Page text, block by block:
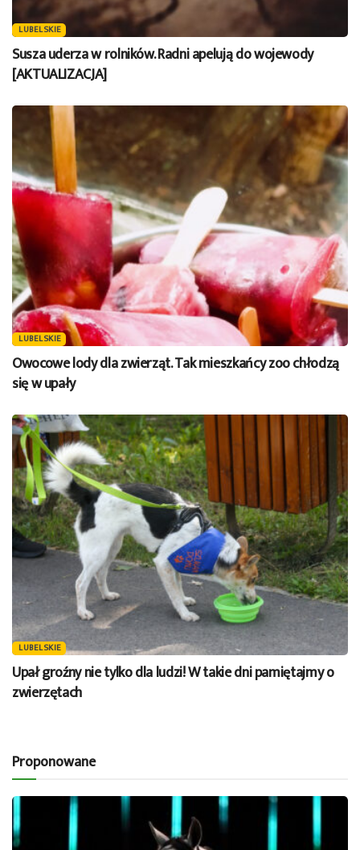
LUBELSKIE
Susza uderza w rolników. Radni apelują do wojewody
[AKTUALIZACJA]
LUBELSKIE
Owocowe lody dla zwierząt. Tak mieszkańcy zoo chłodzą
się w upały
LUBELSKIE
Upał groźny nie tylko dla ludzi! W takie dni pamiętajmy o
zwierzętach
Proponowane